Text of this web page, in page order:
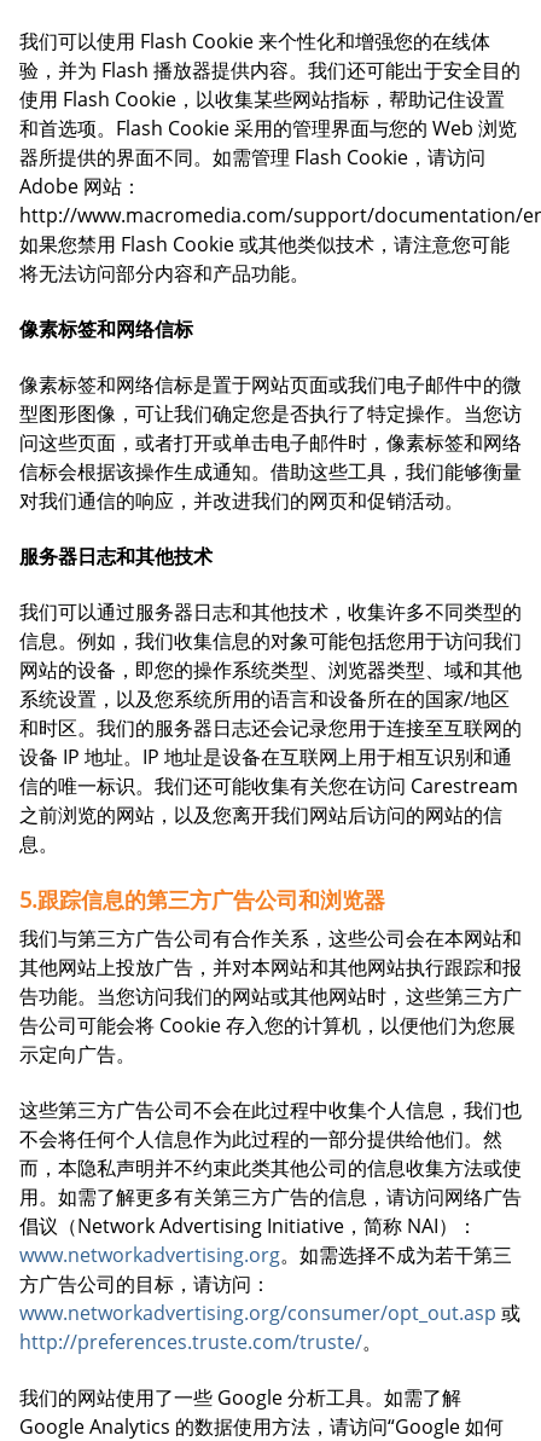
我们可以使用 Flash Cookie 来个性化和增强您的在线体
验，并为 Flash 播放器提供内容。我们还可能出于安全目的
使用 Flash Cookie，以收集某些网站指标，帮助记住设置
和首选项。Flash Cookie 采用的管理界面与您的 Web 浏览
器所提供的界面不同。如需管理 Flash Cookie，请访问
Adobe 网站：
http://www.macromedia.com/support/documentation/
如果您禁用 Flash Cookie 或其他类似技术，请注意您可能
将无法访问部分内容和产品功能。
像素标签和网络信标
像素标签和网络信标是置于网站页面或我们电子邮件中的微
型图形图像，可让我们确定您是否执行了特定操作。当您访
问这些页面，或者打开或单击电子邮件时，像素标签和网络
信标会根据该操作生成通知。借助这些工具，我们能够衡量
对我们通信的响应，并改进我们的网页和促销活动。
服务器日志和其他技术
我们可以通过服务器日志和其他技术，收集许多不同类型的
信息。例如，我们收集信息的对象可能包括您用于访问我们
网站的设备，即您的操作系统类型、浏览器类型、域和其他
系统设置，以及您系统所用的语言和设备所在的国家/地区
和时区。我们的服务器日志还会记录您用于连接至互联网的
设备 IP 地址。IP 地址是设备在互联网上用于相互识别和通
信的唯一标识。我们还可能收集有关您在访问 Carestream
之前浏览的网站，以及您离开我们网站后访问的网站的信
息。
5.跟踪信息的第三方广告公司和浏览器
我们与第三方广告公司有合作关系，这些公司会在本网站和
其他网站上投放广告，并对本网站和其他网站执行跟踪和报
告功能。当您访问我们的网站或其他网站时，这些第三方广
告公司可能会将 Cookie 存入您的计算机，以便他们为您展
示定向广告。
这些第三方广告公司不会在此过程中收集个人信息，我们也
不会将任何个人信息作为此过程的一部分提供给他们。然
而，本隐私声明并不约束此类其他公司的信息收集方法或使
用。如需了解更多有关第三方广告的信息，请访问网络广告
倡议（Network Advertising Initiative，简称 NAI）：
www.networkadvertising.org。如需选择不成为若干第三
方广告公司的目标，请访问：
www.networkadvertising.org/consumer/opt_out.asp 或
http://preferences.truste.com/truste/。
我们的网站使用了一些 Google 分析工具。如需了解
Google Analytics 的数据使用方法，请访问“Google 如何